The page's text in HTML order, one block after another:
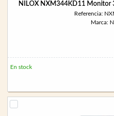
NILOX NXM344KD11 Monitor
Referencia:
Marca:
En stock